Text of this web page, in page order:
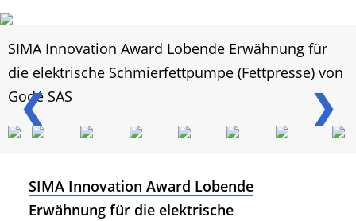
❮ ❯
SIMA Innovation Award Lobende Erwähnung für
die elektrische Schmierfettpumpe (Fettpresse) von
Godé SAS
SIMA Innovation Award Lobende
Erwähnung für die elektrische